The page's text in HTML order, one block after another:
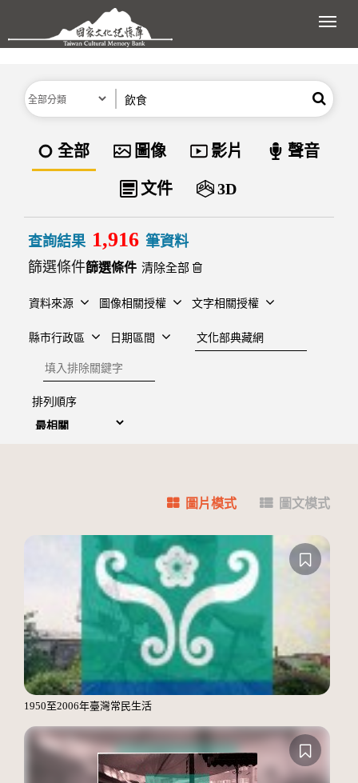
跳到主要內容區塊
展
分類 搜尋
資料類型
全部 圖像 影片 聲音
文件 3D
查詢結果 1,916 筆資料
篩選條件
清除全部
資料來源 圖像相關授權 文字相關授權
縣市行政區 日期區間
建檔單位
排除關鍵字
排列順序
圖片模式 圖文模式
1950至2006年臺灣常民生活